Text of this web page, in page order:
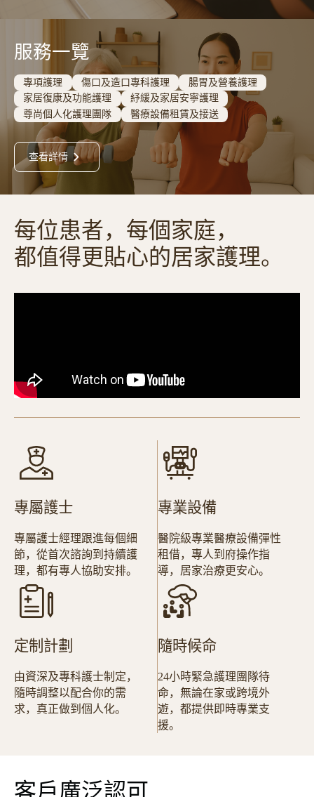
服務一覽
專項護理 傷口及造口專科護理
腸胃及營養護理
家居復康及功能護理
紓緩及家居安寧護理
尊尚個人化護理團隊
醫療設備租賃及接送
查看詳情
每位患者，每個家庭，
都值得更貼心的居家護理。
專屬護士
專屬護士經理跟進每個細
節，從首次諮詢到持續護
理，都有專人協助安排。
專業設備
醫院級專業醫療設備彈性
租借，專人到府操作指
導，居家治療更安心。
定制計劃
由資深及專科護士制定，
隨時調整以配合你的需
求，真正做到個人化。
隨時候命
24小時緊急護理團隊待
命，無論在家或跨境外
遊，都提供即時專業支
援。
客戶廣泛認可